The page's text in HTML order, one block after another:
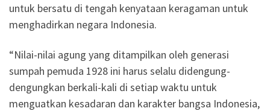
untuk bersatu di tengah kenyataan keragaman untuk
menghadirkan negara Indonesia.
“Nilai-nilai agung yang ditampilkan oleh generasi
sumpah pemuda 1928 ini harus selalu didengung-
dengungkan berkali-kali di setiap waktu untuk
menguatkan kesadaran dan karakter bangsa Indonesia,